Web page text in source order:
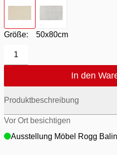
Größe: 50x80cm
1
In den
Produktbeschreibung
Vor Ort besichtigen
Ausstellung Möbel Rogg